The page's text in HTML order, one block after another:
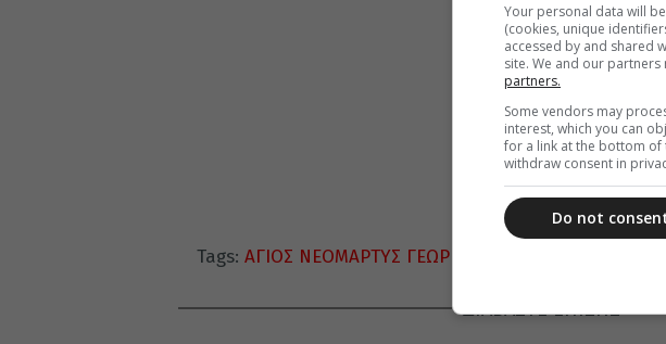
Tags: ΑΓΙΟΣ ΝΕΟΜΑΡΤΥΣ ΓΕΩΡΓΙΟΣ ΠΑΪΖΑΝΟΣ
ΔΙΑΒΑΣΤΕ ΕΠΙΣΗΣ
Your personal data will
(cookies, unique
accessed by and shared
site. We and our
partners.
Some vendors may
interest, which you can
for a link at the bottom of
withdraw consent in
Do not